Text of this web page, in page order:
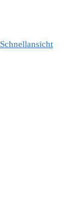
Schnellansicht